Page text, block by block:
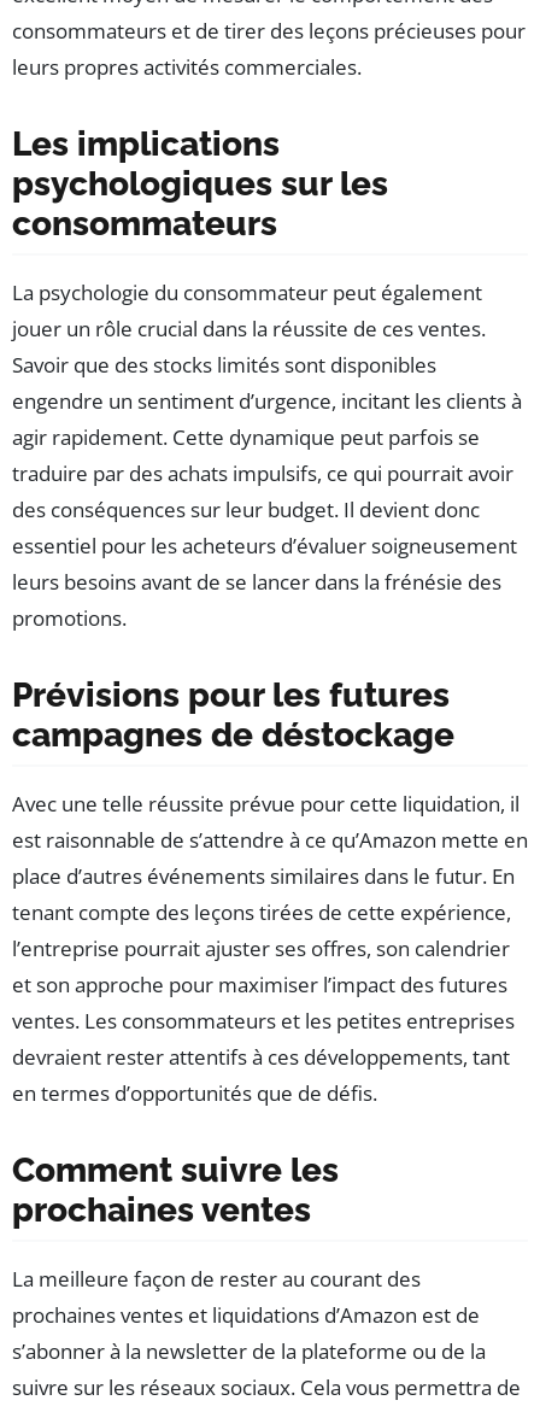
consommateurs et de tirer des leçons précieuses pour
leurs propres activités commerciales.
Les implications
psychologiques sur les
consommateurs
La psychologie du consommateur peut également
jouer un rôle crucial dans la réussite de ces ventes.
Savoir que des stocks limités sont disponibles
engendre un sentiment d’urgence, incitant les clients à
agir rapidement. Cette dynamique peut parfois se
traduire par des achats impulsifs, ce qui pourrait avoir
des conséquences sur leur budget. Il devient donc
essentiel pour les acheteurs d’évaluer soigneusement
leurs besoins avant de se lancer dans la frénésie des
promotions.
Prévisions pour les futures
campagnes de déstockage
Avec une telle réussite prévue pour cette liquidation, il
est raisonnable de s’attendre à ce qu’Amazon mette en
place d’autres événements similaires dans le futur. En
tenant compte des leçons tirées de cette expérience,
l’entreprise pourrait ajuster ses offres, son calendrier
et son approche pour maximiser l’impact des futures
ventes. Les consommateurs et les petites entreprises
devraient rester attentifs à ces développements, tant
en termes d’opportunités que de défis.
Comment suivre les
prochaines ventes
La meilleure façon de rester au courant des
prochaines ventes et liquidations d’Amazon est de
s’abonner à la newsletter de la plateforme ou de la
suivre sur les réseaux sociaux. Cela vous permettra de